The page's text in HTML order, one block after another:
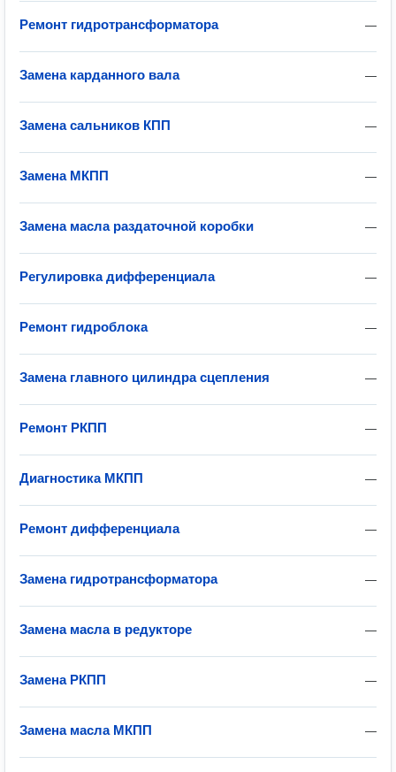
—
Ремонт гидротрансформатора
—
Замена карданного вала
—
Замена сальников КПП
—
Замена МКПП
—
Замена масла раздаточной коробки
—
Регулировка дифференциала
—
Ремонт гидроблока
—
Замена главного цилиндра сцепления
—
Ремонт РКПП
—
Диагностика МКПП
—
Ремонт дифференциала
—
Замена гидротрансформатора
—
Замена масла в редукторе
—
Замена РКПП
—
Замена масла МКПП